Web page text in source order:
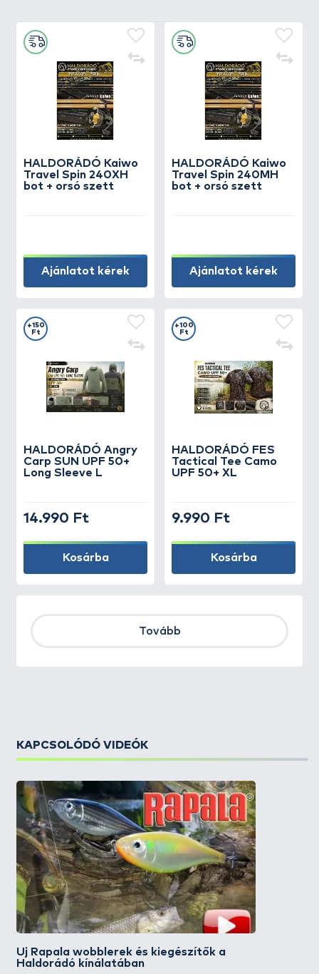
HALDORÁDÓ Kaiwo
Travel Spin 240XH
bot + orsó szett
Ajánlatot kérek
HALDORÁDÓ Kaiwo
Travel Spin 240MH
bot + orsó szett
Ajánlatot kérek
HALDORÁDÓ Angry
Carp SUN UPF 50+
Long Sleeve L
+150
Ft
14.990 Ft
Kosárba
HALDORÁDÓ FES
Tactical Tee Camo
UPF 50+ XL
+100
Ft
9.990 Ft
Kosárba
Tovább
KAPCSOLÓDÓ VIDEÓK
Új Rapala wobblerek és kiegészítők a
Haldorádó kínálatában